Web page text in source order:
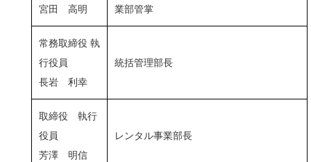
宮田 高明
業部管掌
常務取締役 執
行役員
長岩 利幸
統括管理部長
取締役 執行
役員
芳澤 明信
レンタル事業部長